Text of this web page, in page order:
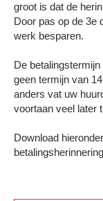
groot is dat de
Door pas op de 3e
werk besparen.
De
geen termijn van
anders vat uw
voortaan veel later
Download